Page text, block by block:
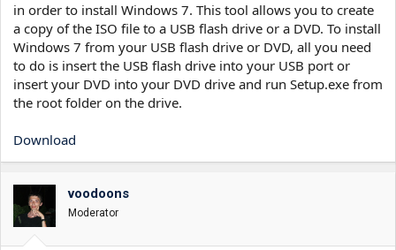
in order to install Windows 7. This tool allows you to create
a copy of the ISO file to a USB flash drive or a DVD. To install
Windows 7 from your USB flash drive or DVD, all you need
to do is insert the USB flash drive into your USB port or
insert your DVD into your DVD drive and run Setup.exe from
the root folder on the drive.
Download
voodoons
Moderator